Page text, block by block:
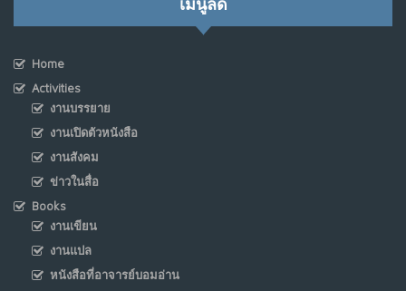
เมนูลัด
Home
Activities
งานบรรยาย
งานเปิดตัวหนังสือ
งานสังคม
ข่าวในสื่อ
Books
งานเขียน
งานแปล
หนังสือที่อาจารย์บอมอ่าน